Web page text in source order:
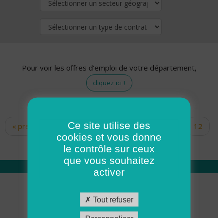
Pour voir les offres d'emploi de votre département,
cliquez ici !
Pages
« premier ‹ précédent … 10
12
14 15 16 17
Qui sommes nous
Académie ADMR
Ce site utilise des
cookies et vous donne
le contrôle sur ceux
que vous souhaitez
activer
Tout refuser